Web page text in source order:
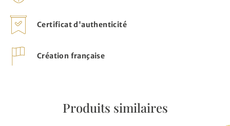
Certificat d'authenticité
Création française
Produits similaires